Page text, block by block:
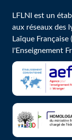
LFLNI est un
aux réseaux des
Laïque
l'Enseignement